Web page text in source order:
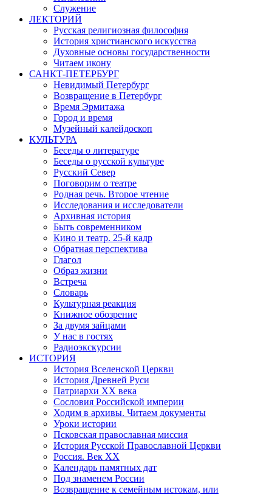
Служение
ЛЕКТОРИЙ
Русская религиозная философия
История христианского искусства
Духовные основы государственности
Читаем икону
САНКТ-ПЕТЕРБУРГ
Невидимый Петербург
Возвращение в Петербург
Время Эрмитажа
Город и время
Музейный калейдоскоп
КУЛЬТУРА
Беседы о литературе
Беседы о русской культуре
Русский Север
Поговорим о театре
Родная речь. Второе чтение
Исследования и исследователи
Архивная история
Быть современником
Кино и театр. 25-й кадр
Обратная перспектива
Глагол
Образ жизни
Встреча
Словарь
Культурная реакция
Книжное обозрение
За двумя зайцами
У нас в гостях
Радиоэкскурсии
ИСТОРИЯ
История Вселенской Церкви
История Древней Руси
Патриархи XX века
Сословия Российской империи
Ходим в архивы. Читаем документы
Уроки истории
Псковская православная миссия
История Русской Православной Церкви
Россия. Век ХХ
Календарь памятных дат
Под знаменем России
Возвращение к семейным истокам, или